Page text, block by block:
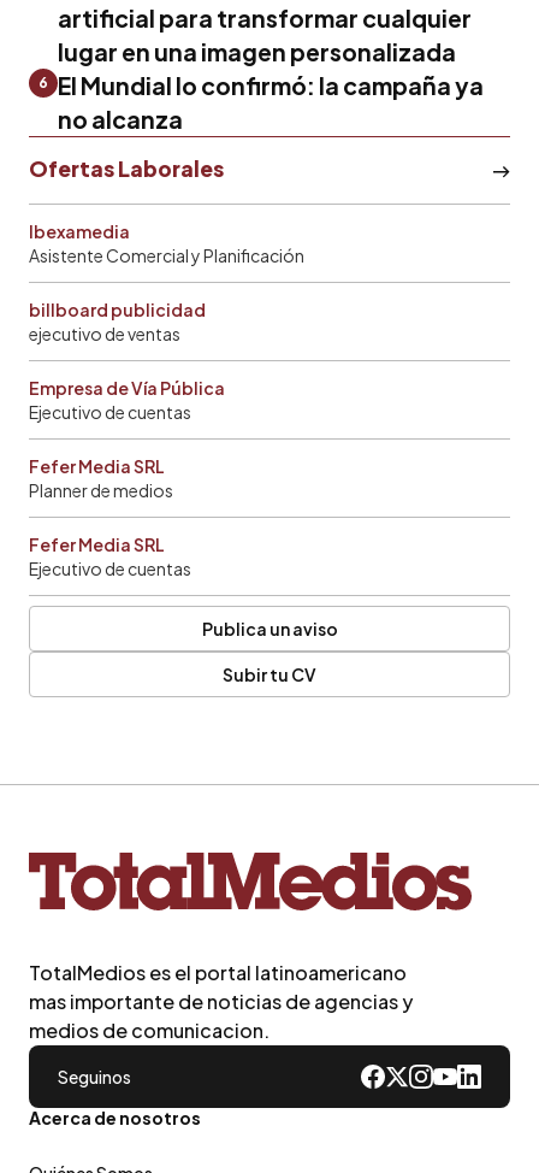
artificial para transformar cualquier
lugar en una imagen personalizada
6
El Mundial lo confirmó: la campaña ya
no alcanza
Ofertas Laborales
Ibexamedia
Asistente Comercial y Planificación
billboard publicidad
ejecutivo de ventas
Empresa de Vía Pública
Ejecutivo de cuentas
Fefer Media SRL
Planner de medios
Fefer Media SRL
Ejecutivo de cuentas
Publica un aviso
Subir tu CV
TotalMedios es el portal latinoamericano
mas importante de noticias de agencias y
medios de comunicacion.
Seguinos
Acerca de nosotros